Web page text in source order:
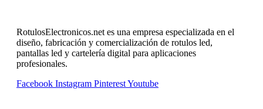
RotulosElectronicos.net es una empresa especializada en el
diseño, fabricación y comercialización de rotulos led,
pantallas led y cartelería digital para aplicaciones
profesionales.
Facebook Instagram PinterestYoutube